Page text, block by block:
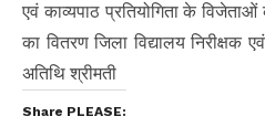
एवं काव्यपाठ प्रतियोगिता के
का वितरण जिला विद्यालय
अतिथि श्रीमती
Share PLEASE: